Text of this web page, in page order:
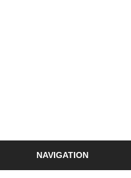
NAVIGATION